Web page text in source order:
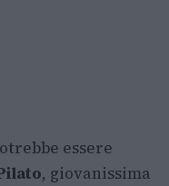
essere
, giovanissima